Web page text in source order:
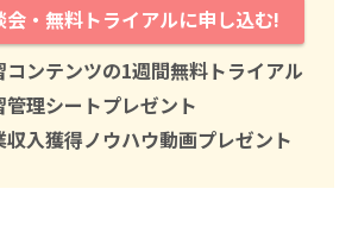
会・無料トライアルに申し込む!
コンテンツの1週間無料トライアル
管理シートプレゼント
収入獲得ノウハウ動画プレゼント